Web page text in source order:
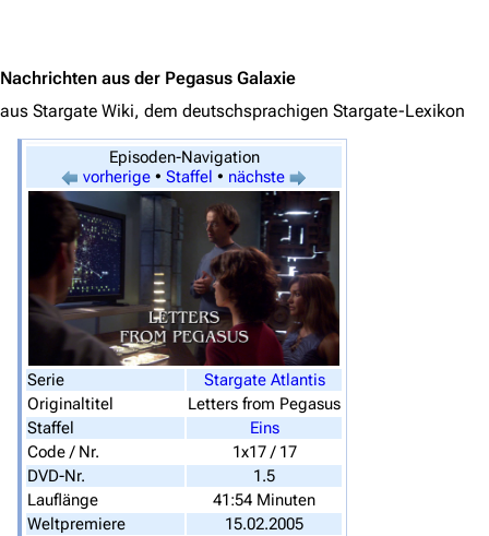
3638 2133 346.354
Hauptseite
Nachrichten aus der Pegasus Galaxie
aus Stargate Wiki, dem deutschsprachigen Stargate-Lexikon
Episoden-Navigation
vorherige • Staffel • nächste
Serie
Stargate Atlantis
Originaltitel
Letters from Pegasus
Staffel
Eins
Code / Nr.
1x17 / 17
DVD-Nr.
1.5
Lauflänge
41:54 Minuten
Weltpremiere
15.02.2005